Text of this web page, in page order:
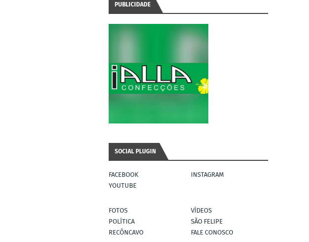
PUBLICIDADE
SOCIAL PLUGIN
FACEBOOK
INSTAGRAM
YOUTUBE
FOTOS
VÍDEOS
POLÍTICA
SÃO FELIPE
RECÔNCAVO
FALE CONOSCO